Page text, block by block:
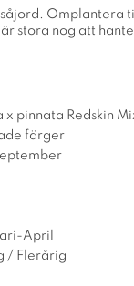
Omplantera
stora nog att
x pinnata Redskin
färger
April
/ Flerårig